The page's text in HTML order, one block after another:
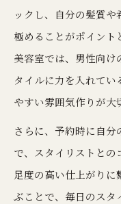
ックし、自分の髪質
極めることがポイント
美容室では、男性向け
タイルに力を入れて
やすい雰囲気作りが大
さらに、予約時に自分
で、スタイリストと
足度の高い仕上がり
ぶことで、毎日のスタ